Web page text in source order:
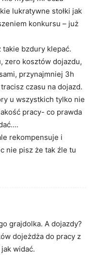
lukratywne stołki jak
konkursu – już
bzdury klepać.
zero kosztów dojazdu,
przynajmniej 3h
czasu na dojazd.
u wszystkich tylko nie
pracy- co prawda
rekompensuje i
nie pisz że tak źle tu
grajdolka. A dojazdy?
dojeżdża do pracy z
widać.